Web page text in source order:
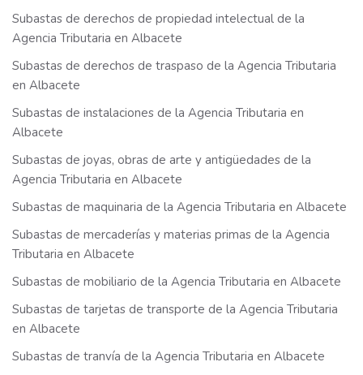
Subastas de derechos de propiedad intelectual de la
Agencia Tributaria en Albacete
Subastas de derechos de traspaso de la Agencia Tributaria
en Albacete
Subastas de instalaciones de la Agencia Tributaria en
Albacete
Subastas de joyas, obras de arte y antigüedades de la
Agencia Tributaria en Albacete
Subastas de maquinaria de la Agencia Tributaria en Albacete
Subastas de mercaderías y materias primas de la Agencia
Tributaria en Albacete
Subastas de mobiliario de la Agencia Tributaria en Albacete
Subastas de tarjetas de transporte de la Agencia Tributaria
en Albacete
Subastas de tranvía de la Agencia Tributaria en Albacete